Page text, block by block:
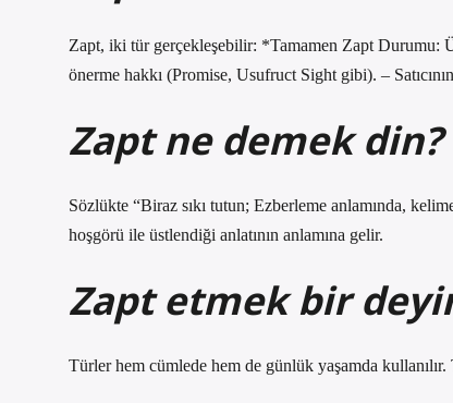
Zapt, iki tür gerçekleşebilir: *Tamamen Zapt Durumu:
önerme hakkı (Promise, Usufruct Sight gibi). –
Zapt ne demek din?
Sözlükte “Biraz sıkı tutun; Ezberleme anlamında,
hoşgörü ile üstlendiği anlatının anlamına gelir.
Zapt etmek bir
Türler hem cümlede hem de günlük yaşamda